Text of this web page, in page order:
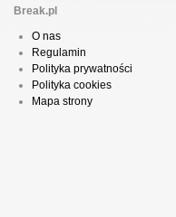
Break.pl
O nas
Regulamin
Polityka prywatności
Polityka cookies
Mapa strony